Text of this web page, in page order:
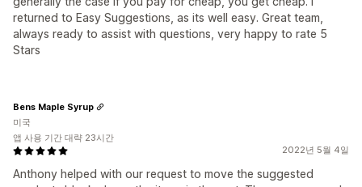
returned to Easy Suggestions, as its well easy. Great team,
always ready to assist with questions, very happy to rate 5
Stars
2022년 5월 4일
Anthony helped with our request to move the suggested
Bens Maple Syrup
미국
앱 사용 기간 대략 23시간